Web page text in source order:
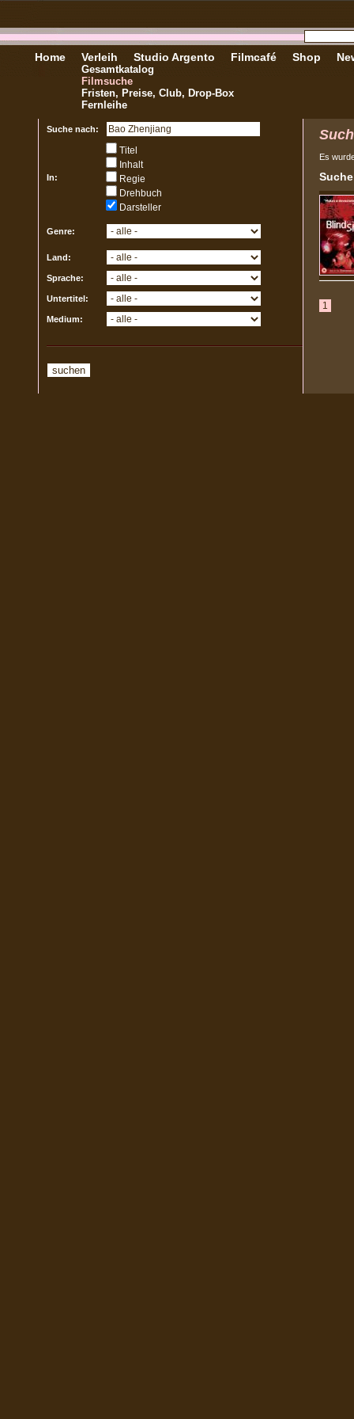
Home Verleih
Gesamtkatalog
Filmsuche
Fristen, Preise, Club, Drop-Box
Fernleihe
Studio Argento Filmcafé Shop
Suche nach:
In:
Titel
Inhalt
Regie
Drehbuch
Darsteller
Genre:
Land:
Sprache:
Untertitel:
Medium:
Es
1